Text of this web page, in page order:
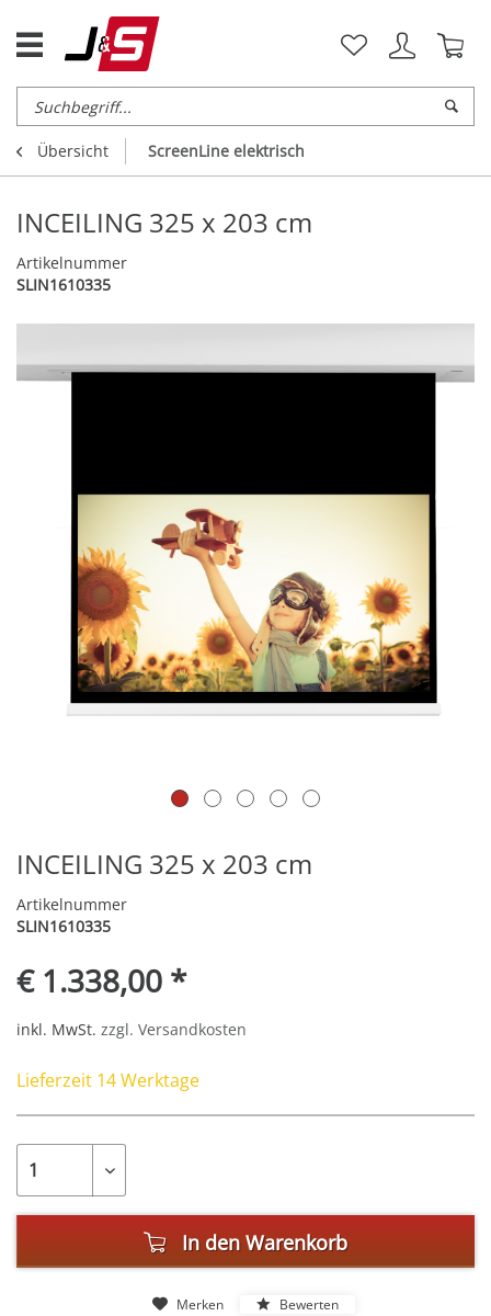
Übersicht ScreenLine elektrisch
INCEILING 325 x 203 cm
Artikelnummer
SLIN1610335
INCEILING 325 x 203 cm
Artikelnummer
SLIN1610335
€ 1.338,00 *
inkl. MwSt. zzgl. Versandkosten
Lieferzeit 14 Werktage
In den Warenkorb
Merken Bewerten